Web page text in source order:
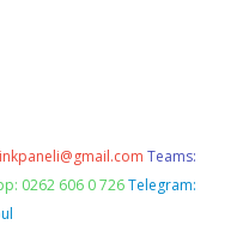
Teams:
0262 606 0 726 Telegram: